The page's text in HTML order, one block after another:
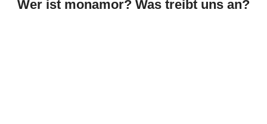
Wer ist monamor? Was treibt uns an?